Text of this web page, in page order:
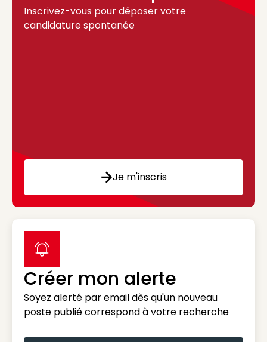
Inscrivez-vous pour déposer votre
candidature spontanée
Je m'inscris
Créer mon alerte
Soyez alerté par email dès qu'un nouveau
poste publié correspond à votre recherche
label icon